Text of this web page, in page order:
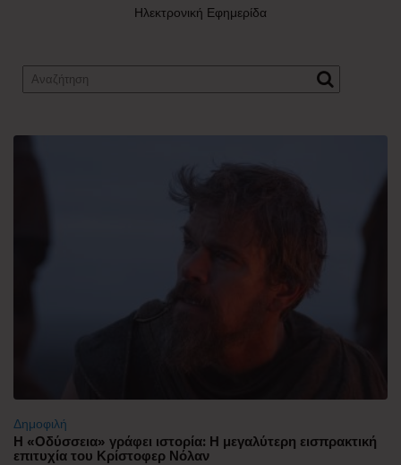
Ηλεκτρονική Εφημερίδα
Δημοφιλή
Η «Οδύσσεια» γράφει ιστορία: Η μεγαλύτερη εισπρακτική
επιτυχία του Κρίστοφερ Νόλαν